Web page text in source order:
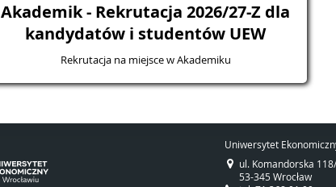
Akademik - Rekrutacja 2026/27-Z dla
kandydatów i studentów UEW
Rekrutacja na miejsce w Akademiku
Uniwersytet
ul. Komandorska
53-345 Wrocław